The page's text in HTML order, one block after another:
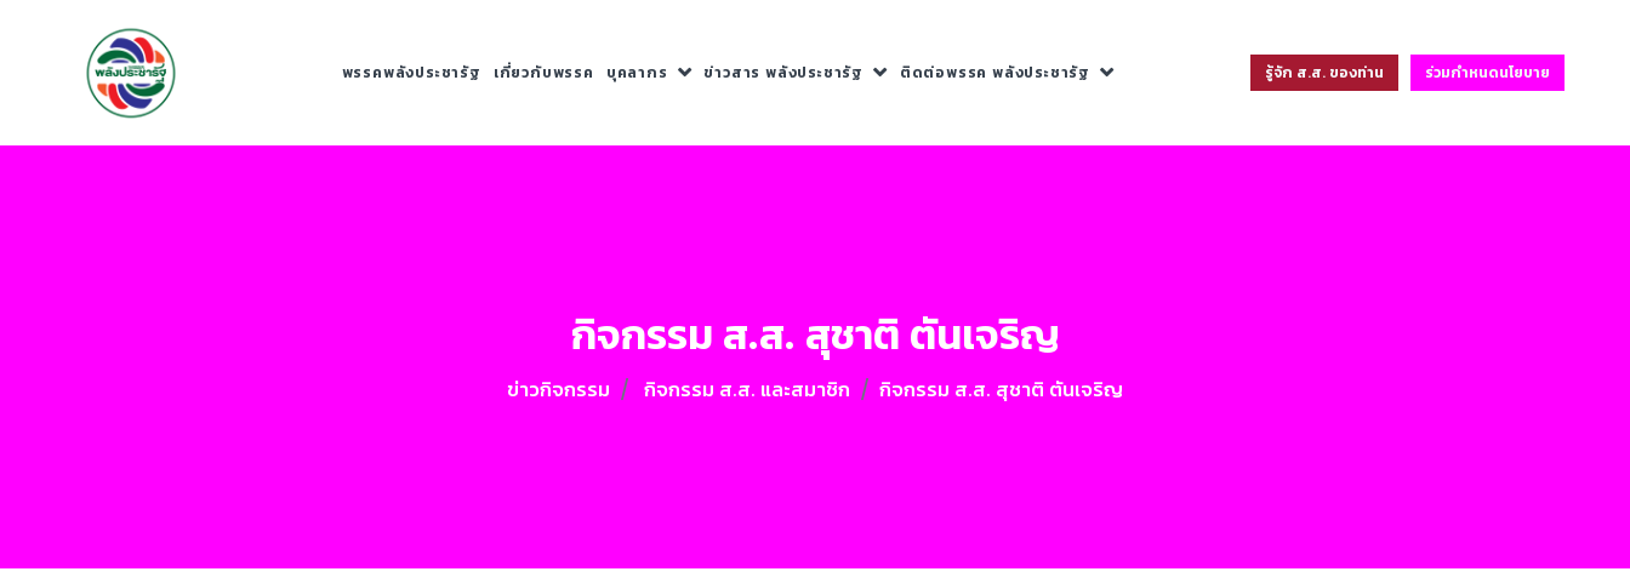
พรรคพลังประชารัฐ เกี่ยวกับพรรค บุคลากร ข่าวสาร พลังประชารัฐ ติดต่อพรรค พลังประชารัฐ รู้จัก ส.ส. ของท่าน ร่วมกำหนดนโยบาย
กิจกรรม ส.ส. สุชาติ ตันเจริญ
ข่าวกิจกรรม กิจกรรม ส.ส. และสมาชิก กิจกรรม ส.ส. สุชาติ ตันเจริญ